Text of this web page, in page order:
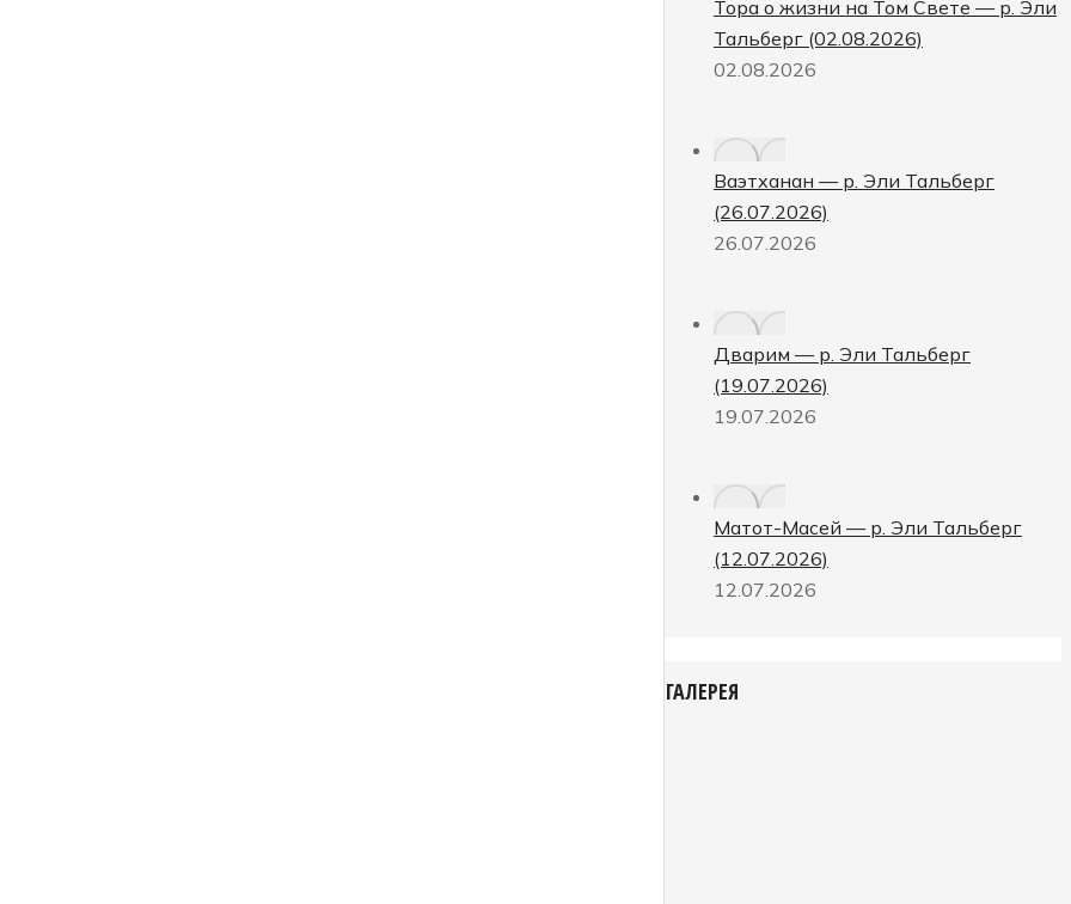
Тора о жизни на Том Свете — р. Эли
Тальберг (02.08.2026)
02.08.2026
Ваэтханан — р. Эли Тальберг
(26.07.2026)
26.07.2026
Дварим — р. Эли Тальберг
(19.07.2026)
19.07.2026
Матот-Масей — р. Эли Тальберг
(12.07.2026)
12.07.2026
ГАЛЕРЕЯ